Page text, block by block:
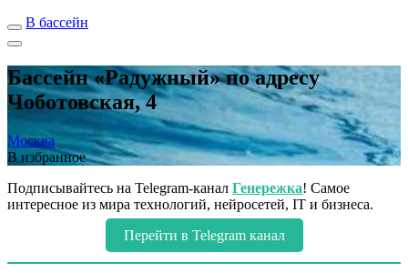
В бассейн
Бассейн «Радужный» по адресу
Чоботовская, 4
Москва
В избранное
Подписывайтесь на Telegram-канал Генережка! Самое
интересное из мира технологий, нейросетей, IT и бизнеса.
Перейти в Telegram канал